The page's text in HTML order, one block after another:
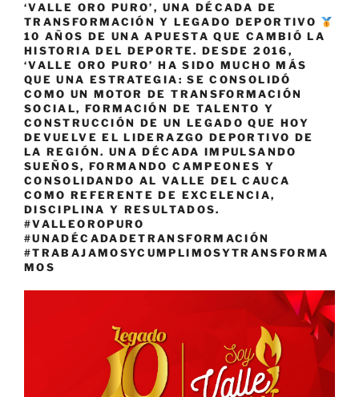
‘VALLE ORO PURO’, UNA DÉCADA DE
TRANSFORMACIÓN Y LEGADO DEPORTIVO
10 AÑOS DE UNA APUESTA QUE CAMBIÓ LA
HISTORIA DEL DEPORTE. DESDE 2016,
‘VALLE ORO PURO’ HA SIDO MUCHO MÁS
QUE UNA ESTRATEGIA: SE CONSOLIDÓ
COMO UN MOTOR DE TRANSFORMACIÓN
SOCIAL, FORMACIÓN DE TALENTO Y
CONSTRUCCIÓN DE UN LEGADO QUE HOY
DEVUELVE EL LIDERAZGO DEPORTIVO DE
LA REGIÓN. UNA DÉCADA IMPULSANDO
SUEÑOS, FORMANDO CAMPEONES Y
CONSOLIDANDO AL VALLE DEL CAUCA
COMO REFERENTE DE EXCELENCIA,
DISCIPLINA Y RESULTADOS.
#VALLEOROPURO
#UNADÉCADADETRANSFORMACIÓN
#TRABAJAMOSYCUMPLIMOSYTRANSFORMA
MOS